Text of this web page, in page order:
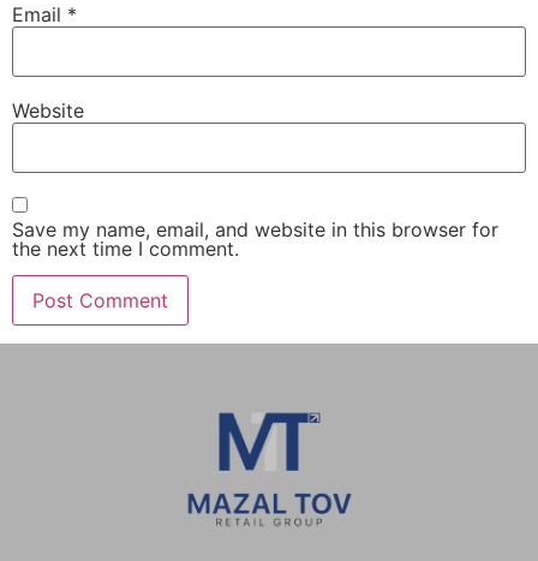
Email *
Website
Save my name, email, and website in this browser for
the next time I comment.